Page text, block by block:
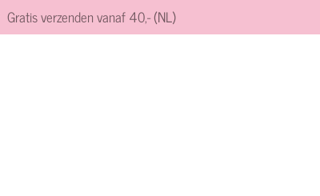
Gratis verzenden vanaf 40,- (NL)